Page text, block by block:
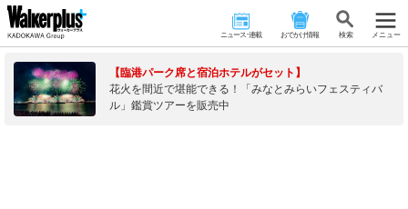
ニュース･連載 おでかけ情報 検 索 メニュー
【臨港パーク席と宿泊ホテルがセット】
花火を間近で堪能できる！「みなとみらいフェスティバ
ル」鑑賞ツアーを販売中